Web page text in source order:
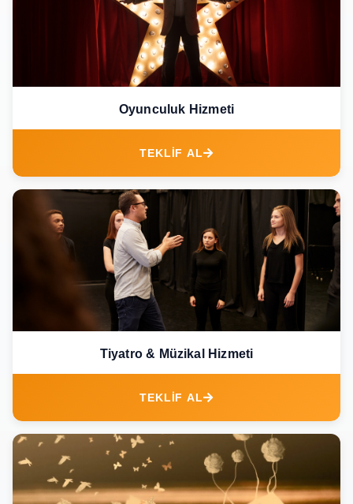
Oyunculuk Hizmeti
TEKLİF AL
Tiyatro & Müzikal Hizmeti
TEKLİF AL